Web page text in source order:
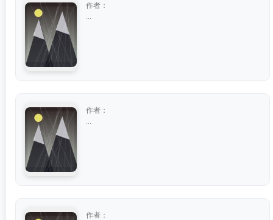
作者：
作者：
作者：